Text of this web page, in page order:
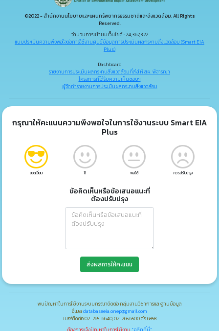
©2022 - สำนักงานนโยบายและแผนทรัพยากรธรรมชาติและสิ่งแวดล้อม. All Rights
Reserved.
จำนวนการเข้าชมเว็บไซต์ : 24,367,322
แบบประเมินความพึงพอใจต่อการใช้งานศูนย์ข้อมูลการประเมินผลกระทบสิ่งแวดล้อม (Smart EIA
Plus)
Dashboard
รายงานการประเมินผลกระทบสิ่งแวดล้อมที่ส่งให้ สผ. พิจารณา
โครงการที่ได้รับความเห็นชอบฯ
ผู้จัดทำรายงานการประเมินผลกระทบสิ่งแวดล้อม
กรุณาให้คะแนนความพึงพอใจในการใช้งานระบบ Smart EIA
Plus
ยอดเยี่ยม ดี พอใช้ ควรปรับปรุง
ข้อคิดเห็นหรือข้อเสนอแนะที่
ต้องปรับปรุง
ส่งผลการให้คะแนน
พบปัญหาในการใช้งานระบบกรุณาติดต่อ กลุ่มงานวิชาการและฐานข้อมูล
อีเมล databaseeia.onep@gmail.com
เบอร์ติดต่อ 02-265-6640, 02-265 6500 ต่อ 6858